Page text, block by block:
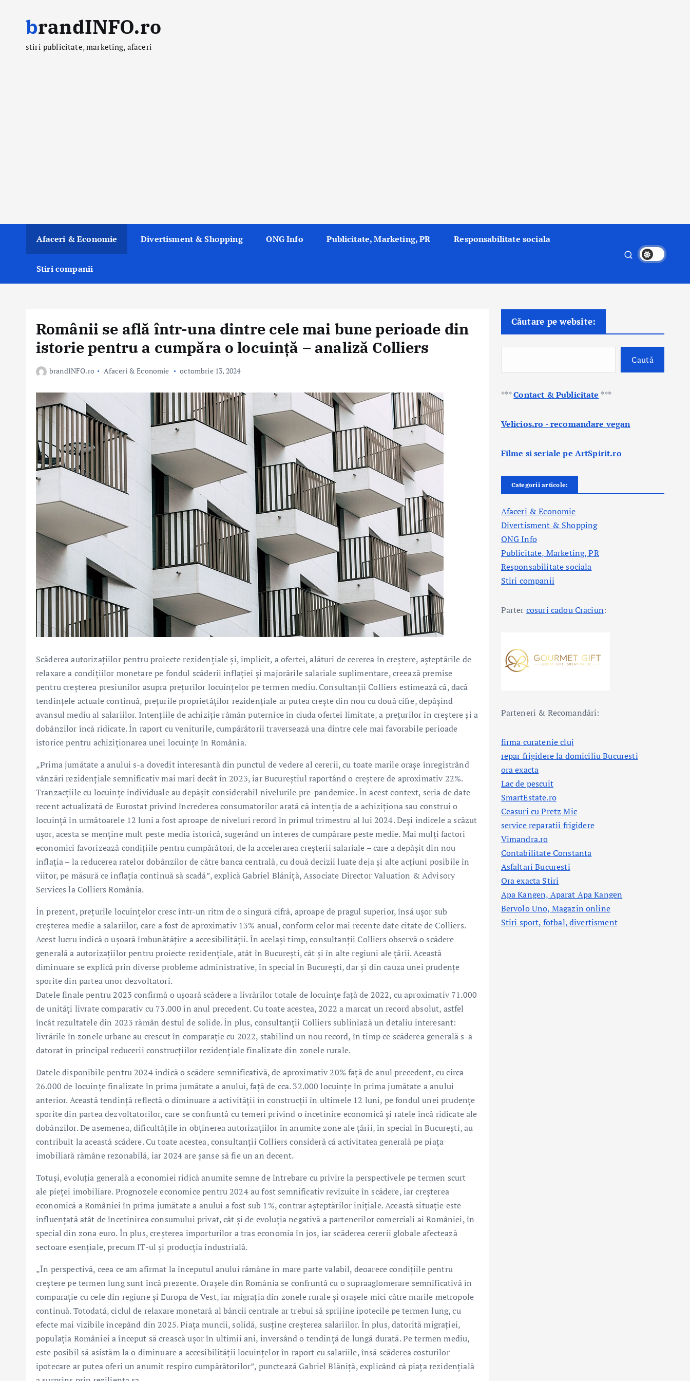
brandINFO.ro
stiri publicitate, marketing, afaceri
Afaceri & Economie Divertisment & Shopping ONG Info Publicitate, Marketing, PR Responsabilitate sociala
Stiri companii
Românii se află într-una dintre cele mai bune perioade din
istorie pentru a cumpăra o locuință – analiză Colliers
brandINFO.ro Afaceri & Economie octombrie 13, 2024
Scăderea autorizațiilor pentru proiecte rezidențiale și, implicit, a ofertei, alături de cererea în creștere, așteptările de
relaxare a condițiilor monetare pe fondul scăderii inflației și majorările salariale suplimentare, creează premise
pentru creșterea presiunilor asupra prețurilor locuințelor pe termen mediu. Consultanții Colliers estimează că, dacă
tendințele actuale continuă, prețurile proprietăților rezidențiale ar putea crește din nou cu două cifre, depășind
avansul mediu al salariilor. Intențiile de achiziție rămân puternice în ciuda ofertei limitate, a prețurilor în creștere și a
dobânzilor încă ridicate. În raport cu veniturile, cumpărătorii traversează una dintre cele mai favorabile perioade
istorice pentru achiziționarea unei locuințe în România.
„Prima jumătate a anului s-a dovedit interesantă din punctul de vedere al cererii, cu toate marile orașe înregistrând
vânzări rezidențiale semnificativ mai mari decât în 2023, iar Bucureștiul raportând o creștere de aproximativ 22%.
Tranzacțiile cu locuințe individuale au depășit considerabil nivelurile pre-pandemice. În acest context, seria de date
recent actualizată de Eurostat privind încrederea consumatorilor arată că intenția de a achiziționa sau construi o
locuință în următoarele 12 luni a fost aproape de niveluri record în primul trimestru al lui 2024. Deși indicele a scăzut
ușor, acesta se menține mult peste media istorică, sugerând un interes de cumpărare peste medie. Mai mulți factori
economici favorizează condițiile pentru cumpărători, de la accelerarea creșterii salariale – care a depășit din nou
inflația – la reducerea ratelor dobânzilor de către banca centrală, cu două decizii luate deja și alte acțiuni posibile în
viitor, pe măsură ce inflația continuă să scadă”, explică Gabriel Blăniță, Associate Director Valuation & Advisory
Services la Colliers România.
În prezent, prețurile locuințelor cresc într-un ritm de o singură cifră, aproape de pragul superior, însă ușor sub
creșterea medie a salariilor, care a fost de aproximativ 13% anual, conform celor mai recente date citate de Colliers.
Acest lucru indică o ușoară îmbunătățire a accesibilității. În același timp, consultanții Colliers observă o scădere
generală a autorizațiilor pentru proiecte rezidențiale, atât în București, cât și în alte regiuni ale țării. Această
diminuare se explică prin diverse probleme administrative, în special în București, dar și din cauza unei prudențe
sporite din partea unor dezvoltatori.
Datele finale pentru 2023 confirmă o ușoară scădere a livrărilor totale de locuințe față de 2022, cu aproximativ 71.000
de unități livrate comparativ cu 73.000 în anul precedent. Cu toate acestea, 2022 a marcat un record absolut, astfel
încât rezultatele din 2023 rămân destul de solide. În plus, consultanții Colliers subliniază un detaliu interesant:
livrările în zonele urbane au crescut în comparație cu 2022, stabilind un nou record, în timp ce scăderea generală s-a
datorat în principal reducerii construcțiilor rezidențiale finalizate din zonele rurale.
Datele disponibile pentru 2024 indică o scădere semnificativă, de aproximativ 20% față de anul precedent, cu circa
26.000 de locuințe finalizate în prima jumătate a anului, față de cca. 32.000 locuințe în prima jumătate a anului
anterior. Această tendință reflectă o diminuare a activității în construcții în ultimele 12 luni, pe fondul unei prudențe
sporite din partea dezvoltatorilor, care se confruntă cu temeri privind o încetinire economică și ratele încă ridicate ale
dobânzilor. De asemenea, dificultățile în obținerea autorizațiilor în anumite zone ale țării, în special în București, au
contribuit la această scădere. Cu toate acestea, consultanții Colliers consideră că activitatea generală pe piața
imobiliară rămâne rezonabilă, iar 2024 are șanse să fie un an decent.
Totuși, evoluția generală a economiei ridică anumite semne de întrebare cu privire la perspectivele pe termen scurt
ale pieței imobiliare. Prognozele economice pentru 2024 au fost semnificativ revizuite în scădere, iar creșterea
economică a României în prima jumătate a anului a fost sub 1%, contrar așteptărilor inițiale. Această situație este
influențată atât de încetinirea consumului privat, cât și de evoluția negativă a partenerilor comerciali ai României, în
special din zona euro. În plus, creșterea importurilor a tras economia în jos, iar scăderea cererii globale afectează
sectoare esențiale, precum IT-ul și producția industrială.
„În perspectivă, ceea ce am afirmat la începutul anului rămâne în mare parte valabil, deoarece condițiile pentru
creștere pe termen lung sunt încă prezente. Orașele din România se confruntă cu o supraaglomerare semnificativă în
comparație cu cele din regiune și Europa de Vest, iar migrația din zonele rurale și orașele mici către marile metropole
continuă. Totodată, ciclul de relaxare monetară al băncii centrale ar trebui să sprijine ipotecile pe termen lung, cu
efecte mai vizibile începând din 2025. Piața muncii, solidă, susține creșterea salariilor. În plus, datorită migrației,
populația României a început să crească ușor în ultimii ani, inversând o tendință de lungă durată. Pe termen mediu,
este posibil să asistăm la o diminuare a accesibilității locuințelor în raport cu salariile, însă scăderea costurilor
ipotecare ar putea oferi un anumit respiro cumpărătorilor”, punctează Gabriel Blăniță, explicând că piața rezidențială
Căutare pe website:
Caută
***Contact & Publicitate ***
Velicios.ro - recomandare vegan
Filme si seriale pe ArtSpirit.ro
Categorii articole:
Afaceri & Economie
Divertisment & Shopping
ONG Info
Publicitate, Marketing, PR
Responsabilitate sociala
Stiri companii
Parter cosuri cadou Craciun:
Parteneri & Recomandări:
firma curatenie cluj
repar frigidere la domiciliu Bucuresti
ora exacta
Lac de pescuit
SmartEstate.ro
Ceasuri cu Pretz Mic
service reparatii frigidere
Vimandra.ro
Contabilitate Constanta
Asfaltari Bucuresti
Ora exacta Stiri
Apa Kangen, Aparat Apa Kangen
Bervolo Uno, Magazin online
Stiri sport, fotbal,divertisment